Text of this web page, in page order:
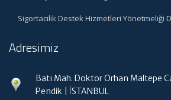
Sigortacılık Destek Hizmetleri Yönetmeliği
Adresimiz
Batı Mah. Doktor Orhan Maltepe
Pendik | İSTANBUL